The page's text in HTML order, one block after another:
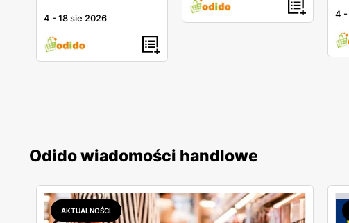
4 -18 sie 2026 4 -
Odido wiadomości handlowe
AKTUALNOŚCI